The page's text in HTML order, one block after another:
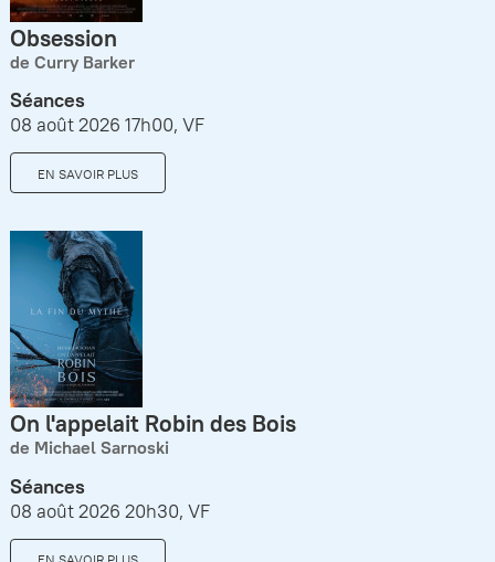
Obsession
de Curry Barker
Séances
08 août 2026 17h00, VF
EN SAVOIR PLUS
On l'appelait Robin des Bois
de Michael Sarnoski
Séances
08 août 2026 20h30, VF